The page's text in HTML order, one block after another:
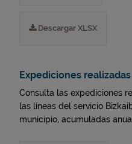
Descargar XLSX
Expediciones
Consulta las expediciones
las líneas del servicio
municipio, acumuladas